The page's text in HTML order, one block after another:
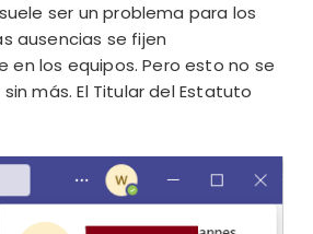
ser un problema para los
ausencias se fijen
los equipos. Pero esto no se
más. El Titular del Estatuto